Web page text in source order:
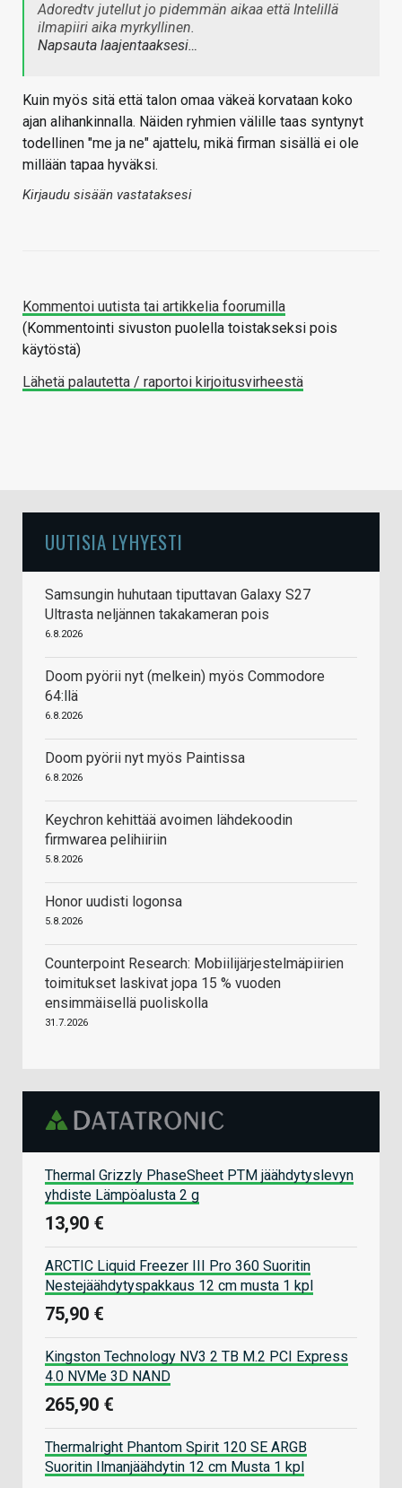
Adoredtv jutellut jo pidemmän aikaa että Intelillä
ilmapiiri aika myrkyllinen.
Napsauta laajentaaksesi…
Kuin myös sitä että talon omaa väkeä korvataan koko
ajan alihankinnalla. Näiden ryhmien välille taas syntynyt
todellinen "me ja ne" ajattelu, mikä firman sisällä ei ole
millään tapaa hyväksi.
Kirjaudu sisään vastataksesi
Kommentoi uutista tai artikkelia foorumilla
(Kommentointi sivuston puolella toistakseksi pois
käytöstä)
Lähetä palautetta / raportoi kirjoitusvirheestä
UUTISIA LYHYESTI
Samsungin huhutaan tiputtavan Galaxy S27
Ultrasta neljännen takakameran pois
6.8.2026
Doom pyörii nyt (melkein) myös Commodore
64:llä
6.8.2026
Doom pyörii nyt myös Paintissa
6.8.2026
Keychron kehittää avoimen lähdekoodin
firmwarea pelihiiriin
5.8.2026
Honor uudisti logonsa
5.8.2026
Counterpoint Research: Mobiilijärjestelmäpiirien
toimitukset laskivat jopa 15 % vuoden
ensimmäisellä puoliskolla
31.7.2026
Thermal Grizzly PhaseSheet PTM jäähdytyslevyn
yhdiste Lämpöalusta 2 g
13,90 €
ARCTIC Liquid Freezer III Pro 360 Suoritin
Nestejäähdytyspakkaus 12 cm musta 1 kpl
75,90 €
Kingston Technology NV3 2 TB M.2 PCI Express
4.0 NVMe 3D NAND
265,90 €
Thermalright Phantom Spirit 120 SE ARGB
Suoritin Ilmanjäähdytin 12 cm Musta 1 kpl